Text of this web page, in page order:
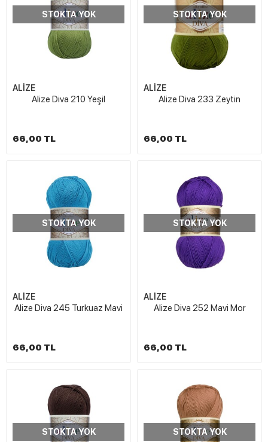
STOKTA YOK
ALİZE
Alize Diva 210 Yeşil
66,00 TL
STOKTA YOK
ALİZE
Alize Diva 233 Zeytin
66,00 TL
STOKTA YOK
ALİZE
Alize Diva 245 Turkuaz Mavi
66,00 TL
STOKTA YOK
ALİZE
Alize Diva 252 Mavi Mor
66,00 TL
STOKTA YOK STOKTA YOK